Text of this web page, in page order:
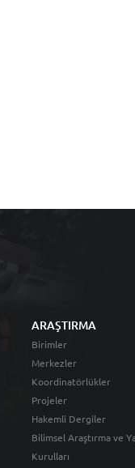
ARAŞTIRMA
Birimler
Merkezler
Koordinatörlükler
Projeler
Hakemli Dergiler
Bilimsel Araştırma ve
Kurulları